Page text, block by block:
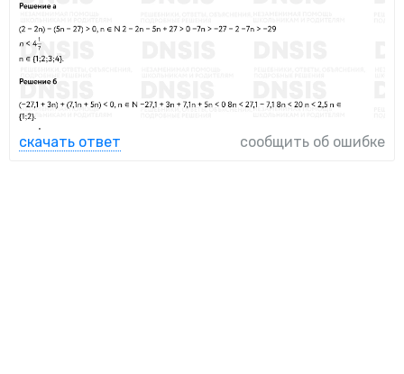
скачать ответ сообщить об ошибке